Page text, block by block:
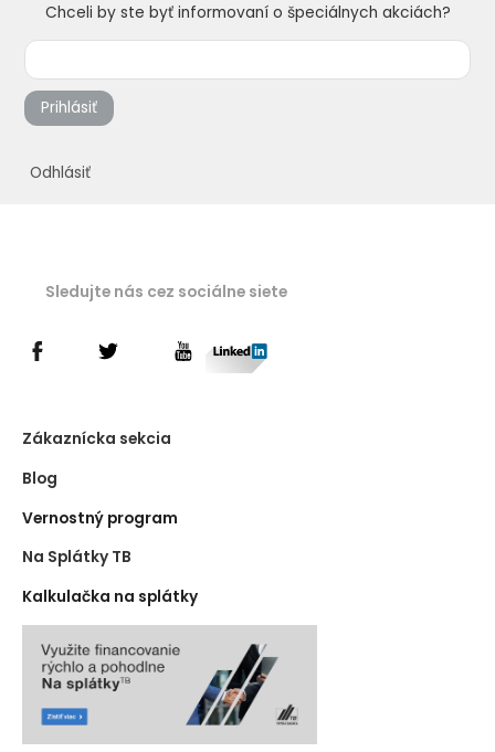
Chceli by ste byť informovaní o špeciálnych akciách?
Prihlásiť
Odhlásiť
Sledujte nás cez sociálne siete
Zákaznícka sekcia
Blog
Vernostný program
Na Splátky TB
Kalkulačka na splátky